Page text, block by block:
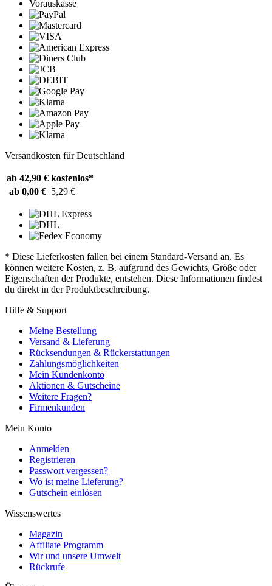
Vorauskasse
Versandkosten für Deutschland
ab 42,90 € kostenlos*
ab 0,00 € 5,29 €
* Diese Lieferkosten fallen bei einem Standard-Versand an. Es
können weitere Kosten, z. B. aufgrund des Gewichts, Größe oder
Eigenschaften der Produkte, entstehen. Diese Informationen findest
du direkt in der Produktbeschreibung.
Hilfe & Support
Meine Bestellung
Versand & Lieferung
Rücksendungen & Rückerstattungen
Zahlungsmöglichkeiten
Mein Kundenkonto
Aktionen & Gutscheine
Weitere Fragen?
Firmenkunden
Mein Konto
Anmelden
Registrieren
Passwort vergessen?
Wo ist meine Lieferung?
Gutschein einlösen
Wissenswertes
Magazin
Affiliate Programm
Wir und unsere Umwelt
Rückrufe